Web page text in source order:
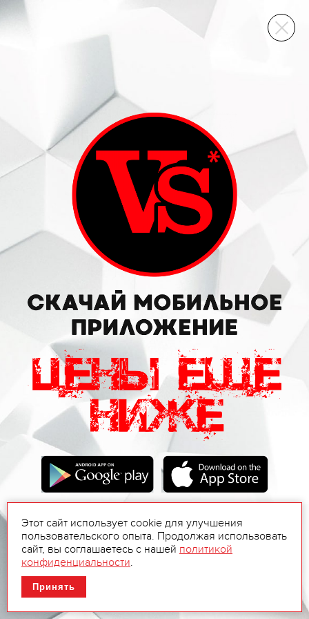
ВИННЫЙ СКЛАД
Этот сайт использует cookie для улучшения
пользовательского опыта. Продолжая использовать
сайт, вы соглашаетесь с нашей политикой
конфиденциальности.
Принять